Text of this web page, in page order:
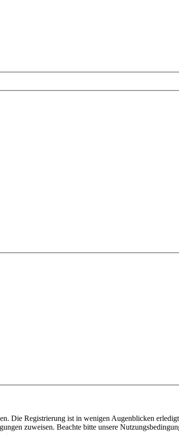
Die Registrierung ist in wenigen Augenblicken
zuweisen. Beachte bitte unsere